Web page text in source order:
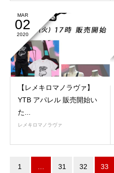
MAR
02
2020
【レメキロマノラヴァ】
YTB アパレル 販売開始い
た...
レメキロマノラヴァ
1 31 32 33